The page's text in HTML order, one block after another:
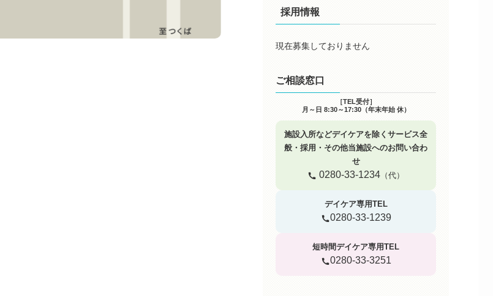
採用情報
現在募集しておりません
ご相談窓口
［TEL受付］
月～日 8:30～17:30（年末年始 休）
施設入所などデイケアを除くサービス全
般・採用・その他当施設へのお問い合わ
せ
0280-33-1234 （代）
デイケア専用TEL
0280-33-1239
短時間デイケア専用TEL
0280-33-3251